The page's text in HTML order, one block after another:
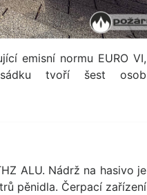
emisní normu EURO VI,
tvoří šest osob
ALU. Nádrž na hasivo je
pěnidla. Čerpací zařízení